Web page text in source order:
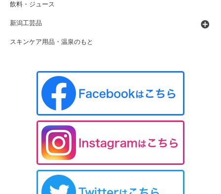
飲料・ジュース
新潟工芸品
スキンケア用品・温泉のもと